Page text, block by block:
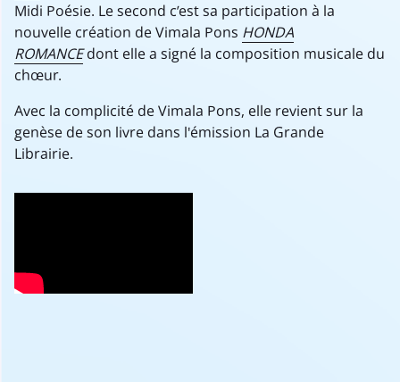
Midi Poésie. Le second c’est sa participation à la
nouvelle création de Vimala Pons HONDA
ROMANCEdont elle a signé la composition musicale du
chœur.
Avec la complicité de Vimala Pons, elle revient sur la
genèse de son livre dans l'émission La Grande
Librairie.